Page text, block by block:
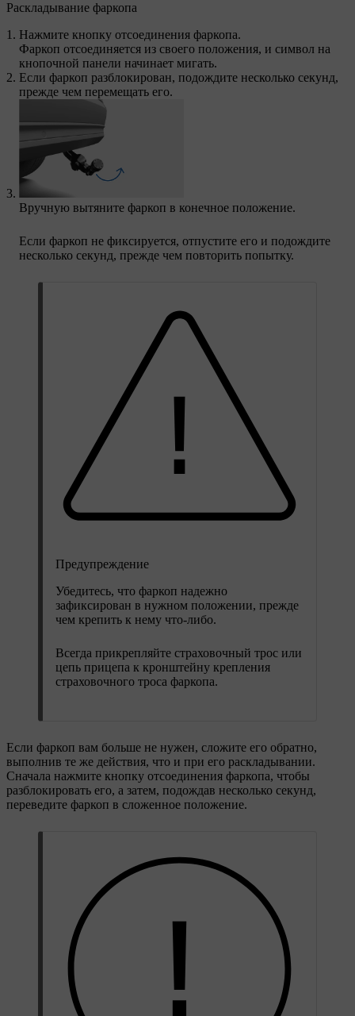
Раскладывание фаркопа
Нажмите кнопку отсоединения фаркопа.
Фаркоп отсоединяется из своего положения, и символ на
кнопочной панели начинает мигать.
Если фаркоп разблокирован, подождите несколько секунд,
прежде чем перемещать его.
Вручную вытяните фаркоп в конечное положение.
Если фаркоп не фиксируется, отпустите его и подождите
несколько секунд, прежде чем повторить попытку.
Предупреждение
Убедитесь, что фаркоп надежно
зафиксирован в нужном положении, прежде
чем крепить к нему что-либо.
Всегда прикрепляйте страховочный трос или
цепь прицепа к кронштейну крепления
страховочного троса фаркопа.
Если фаркоп вам больше не нужен, сложите его обратно,
выполнив те же действия, что и при его раскладывании.
Сначала нажмите кнопку отсоединения фаркопа, чтобы
разблокировать его, а затем, подождав несколько секунд,
переведите фаркоп в сложенное положение.